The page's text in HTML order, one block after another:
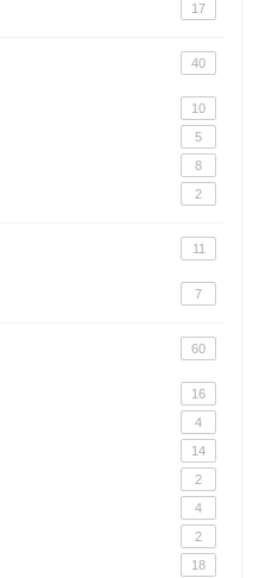
17
40
10
5
8
2
11
7
60
16
4
14
2
4
2
18